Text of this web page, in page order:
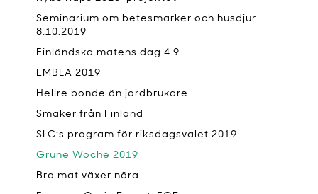
Seminarium om betesmarker och husdjur
8.10.2019
Finländska matens dag 4.9
EMBLA 2019
Hellre bonde än jordbrukare
Smaker från Finland
SLC:s program för riksdagsvalet 2019
Grüne Woche 2019
Bra mat växer nära